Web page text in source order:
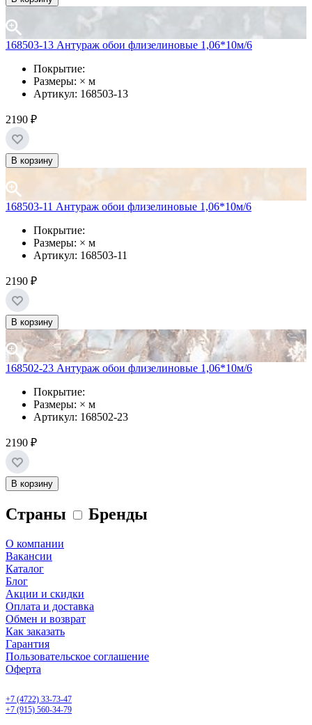
168503-13 Антураж обои флизелиновые 1,06*10м/6
Покрытие:
Размеры: × м
Артикул: 168503-13
2190 ₽
В корзину
168503-11 Антураж обои флизелиновые 1,06*10м/6
Покрытие:
Размеры: × м
Артикул: 168503-11
2190 ₽
В корзину
168502-23 Антураж обои флизелиновые 1,06*10м/6
Покрытие:
Размеры: × м
Артикул: 168502-23
2190 ₽
В корзину
Страны Бренды
О компании
Вакансии
Каталог
Блог
Акции и скидки
Оплата и доставка
Обмен и возврат
Как заказать
Гарантия
Пользовательское соглашение
Оферта
+7 (4722) 33-73-47
+7 (915) 560-34-79